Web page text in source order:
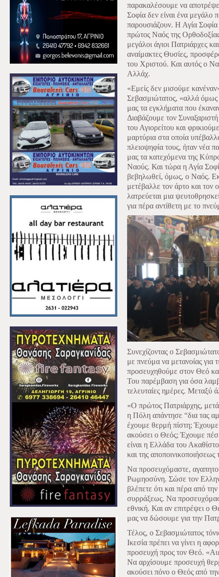
παρακαλέσουμε να
Σοφία δεν είναι ένα μεγάλο
παρουσιάζουν. Η Αγία
πρώτος Ναός της
μεγάλοι άγιοι Πατριάρχες
αναίμακτες Θυσίες,
του Χριστού. Και αυτός ο
Αλλάχ.
«Εμείς δεν μισούμε
Σεβασμιώτατος, «αλλά όμως
μας τα εγκλήματα που
Διαβάζουμε τον
του Αγιορείτου και
μαρτύρια στα οποία
πλειοψηφία τους, ήταν νέα
μας τα κατεχόμενα της
Ναούς. Και τώρα η Αγία
βεβηλωθεί, όμως, ο Ναός.
μετέβαλλε τον άρτο και
λατρεύεται μια
για πέρα αντίθετη με το
Συνεχίζοντας ο
με πνεύμα να μετανοίας για
προσευχηθούμε στον Θεό
Του παρέμβαση για όσα
τελευταίες ημέρες. Μεταξύ
«Ο πρώτος Πατριάρχης,
η Πόλη απάντησε “δια τας
έχουμε θερμή πίστη;
ακούσει ο Θεός; Έχουμε
είναι η Ελλάδα του
και της
Να προσευχόμαστε,
Ρωμηοσύνη. Σώσε τον
βλέπετε ότι και πέρα από
συρράξεως. Να
εθνική. Και αν επιτρέψει ο
μας να δώσουμε για την
Τέλος, ο Σεβασμιώτατος
Ικεσία πρέπει να γίνει η
προσευχή προς τον Θεό.
Να αρχίσουμε προσευχή
ακούσει πόνο ο Θεός από